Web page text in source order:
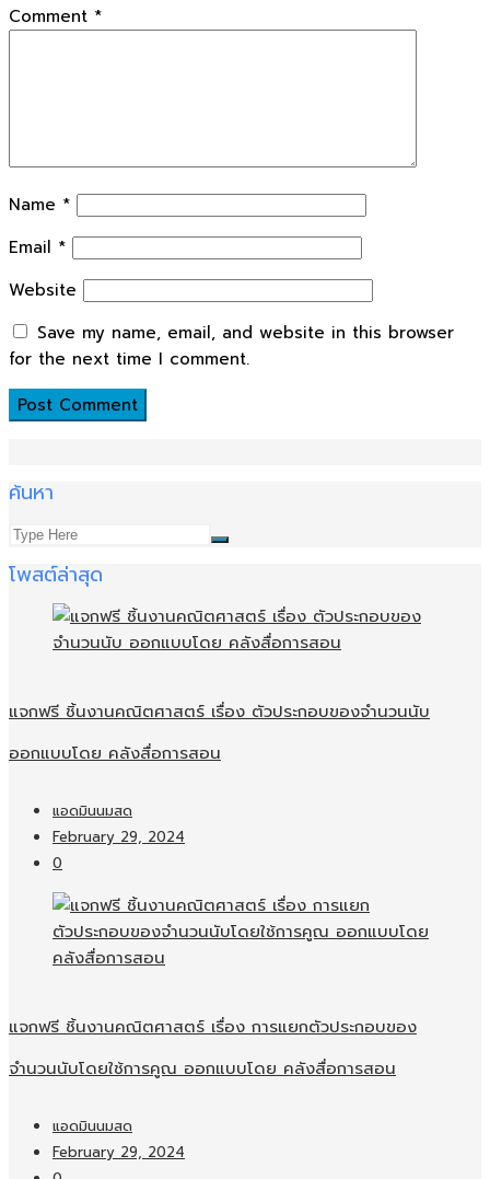
Comment *
Name *
Email *
Website
Save my name, email, and website in this browser
for the next time I comment.
ค้นหา
โพสต์ล่าสุด
แจกฟรี ชิ้นงานคณิตศาสตร์ เรื่อง ตัวประกอบของจำนวนนับ
ออกแบบโดย คลังสื่อการสอน
แอดมินนมสด
February 29, 2024
0
แจกฟรี ชิ้นงานคณิตศาสตร์ เรื่อง การแยกตัวประกอบของ
จำนวนนับโดยใช้การคูณ ออกแบบโดย คลังสื่อการสอน
แอดมินนมสด
February 29, 2024